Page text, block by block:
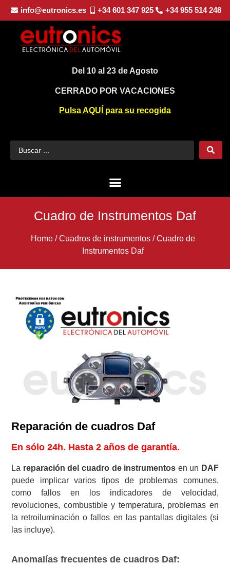
info@eutronics.es +34 601 347 925 +34 955 514 248
Del 10 al 23 de Agosto
CERRADO POR VACACIONES
Pulsa AQUÍ para su recogida
Cuadro de Instrumentos Daf
Home/Cuadros de instrumentos/Cuadro de
Instrumentos Daf
Reparación de cuadros Daf
En sólo 24h. Hasta 2 años de garantía.
La reparación del cuadro de instrumentos en un DAF
puede implicar varios tipos de problemas comunes,
como fallos en los indicadores de velocidad,
revoluciones, combustible y temperatura, problemas en
la retroiluminación o fallos en las pantallas digitales (si
las incluye).
Anomalías frecuentes de cuadros Daf: